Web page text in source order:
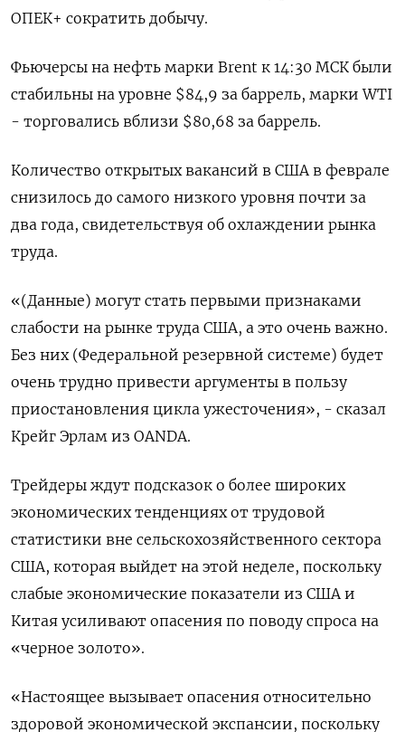
ОПЕК+ сократить добычу.
Фьючерсы на нефть марки Brent к 14:30 МСК были
стабильны на уровне $84,9 за баррель, марки WTI
- торговались вблизи $80,68 за баррель.
Количество открытых вакансий в США в феврале
снизилось до самого низкого уровня почти за
два года, свидетельствуя об охлаждении рынка
труда.
«(Данные) могут стать первыми признаками
слабости на рынке труда США, а это очень важно.
Без них (Федеральной резервной системе) будет
очень трудно привести аргументы в пользу
приостановления цикла ужесточения», - сказал
Крейг Эрлам из OANDA.
Трейдеры ждут подсказок о более широких
экономических тенденциях от трудовой
статистики вне сельскохозяйственного сектора
США, которая выйдет на этой неделе, поскольку
слабые экономические показатели из США и
Китая усиливают опасения по поводу спроса на
«черное золото».
«Настоящее вызывает опасения относительно
здоровой экономической экспансии, поскольку